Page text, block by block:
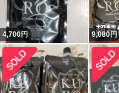
4,700円 9,080円